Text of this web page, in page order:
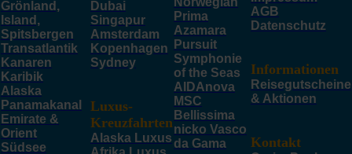
Grönland,
Island,
Spitsbergen
Transatlantik
Kanaren
Karibik
Alaska
Panamakanal
Emirate &
Orient
Südsee
Dubai
Singapur
Amsterdam
Kopenhagen
Sydney
Luxus-
Kreuzfahrten
Alaska Luxus
Prima
Azamara
Pursuit
Symphonie
of the Seas
AIDAnova
MSC
Bellissima
nicko Vasco
da Gama
AGB
Datenschutz
Informationen
Reisegutscheine
& Aktionen
Kontakt